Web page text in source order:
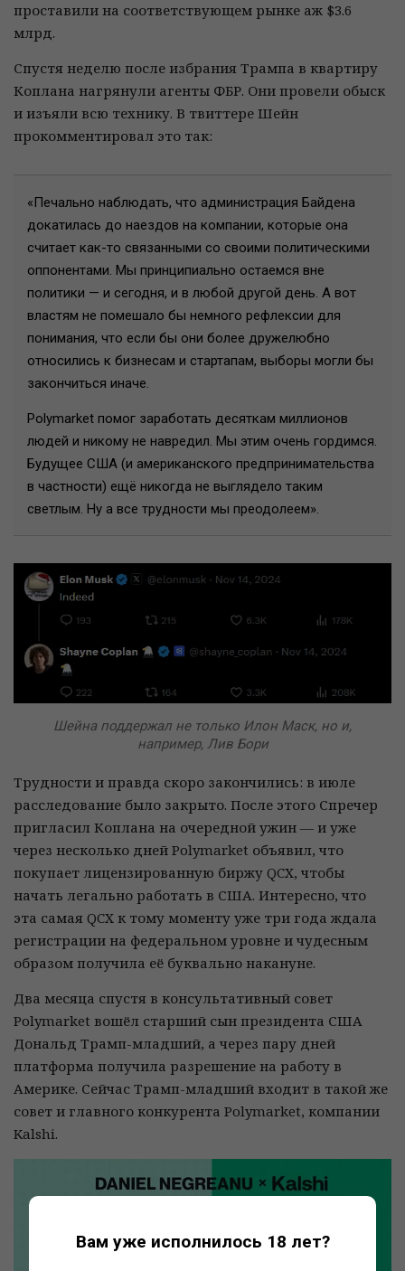
Вам уже исполнилось 18 лет?
проставили на соответствующем рынке аж $3.6
млрд.
Спустя неделю после избрания Трампа в квартиру
Коплана нагрянули агенты ФБР. Они провели обыск
и изъяли всю технику. В твиттере Шейн
прокомментировал это так:
«Печально наблюдать, что администрация Байдена
докатилась до наездов на компании, которые она
считает как-то связанными со своими политическими
оппонентами. Мы принципиально остаемся вне
политики — и сегодня, и в любой другой день. А вот
властям не помешало бы немного рефлексии для
понимания, что если бы они более дружелюбно
относились к бизнесам и стартапам, выборы могли бы
закончиться иначе.
Polymarket помог заработать десяткам миллионов
людей и никому не навредил. Мы этим очень гордимся.
Будущее США (и американского предпринимательства
в частности) ещё никогда не выглядело таким
светлым. Ну а все трудности мы преодолеем».
Шейна поддержал не только Илон Маск, но и,
например, Лив Бори
Трудности и правда скоро закончились: в июле
расследование было закрыто. После этого Спречер
пригласил Коплана на очередной ужин — и уже
через несколько дней Polymarket объявил, что
покупает лицензированную биржу QCX, чтобы
начать легально работать в США. Интересно, что
эта самая QCX к тому моменту уже три года ждала
регистрации на федеральном уровне и чудесным
образом получила её буквально накануне.
Два месяца спустя в консультативный совет
Polymarket вошёл старший сын президента США
Дональд Трамп-младший, а через пару дней
платформа получила разрешение на работу в
Америке. Сейчас Трамп-младший входит в такой же
совет и главного конкурента Polymarket, компании
Kalshi.